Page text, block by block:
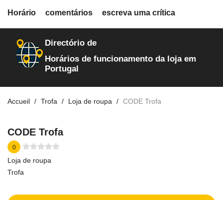
loja-de-roupa
Directório de
Horários de funcionamento da loja em
Portugal
Accueil Trofa Loja de roupa CODE Trofa
CODE Trofa
0
Loja de roupa
Trofa
Horário comentários escreva uma crítica